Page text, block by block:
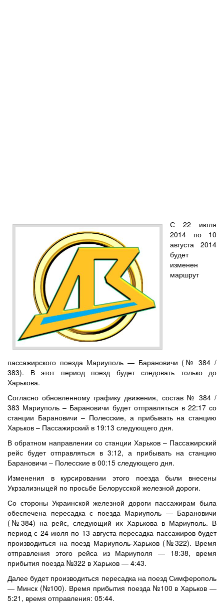
С 22 июля
2014 по 10
августа 2014
будет
изменен
маршрут
пассажирского поезда Мариуполь — Барановичи (№ 384 /
383). В этот период поезд будет следовать только до
Харькова.
Согласно обновленному графику движения, состав № 384 /
383 Мариуполь – Барановичи будет отправляться в 22:17 со
станции Барановичи – Полесские, а прибывать на станцию
Харьков – Пассажирский в 19:13 следующего дня.
В обратном направлении со станции Харьков – Пассажирский
рейс будет отправляться в 3:12, а прибывать на станцию
Барановичи – Полесские в 00:15 следующего дня.
Изменения в курсировании этого поезда были внесены
Укрзализныцей по просьбе Белорусской железной дороги.
Со стороны Украинской железной дороги пассажирам была
обеспечена пересадка с поезда Мариуполь — Барановичи
(№384) на рейс, следующий их Харькова в Мариуполь. В
период с 24 июля по 13 августа пересадка пассажиров будет
производиться на поезд Мариуполь-Харьков (№322). Время
отправления этого рейса из Мариуполя — 18:38, время
прибытия поезда №322 в Харьков — 4:43.
Далее будет производиться пересадка на поезд Симферополь
— Минск (№100). Время прибытия поезда №100 в Харьков —
5:21, время отправления: 05:44.